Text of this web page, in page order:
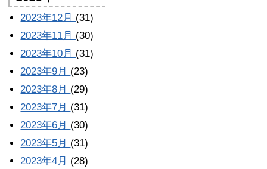
2023年12月 (31)
2023年11月 (30)
2023年10月 (31)
2023年9月 (23)
2023年8月 (29)
2023年7月 (31)
2023年6月 (30)
2023年5月 (31)
2023年4月 (28)